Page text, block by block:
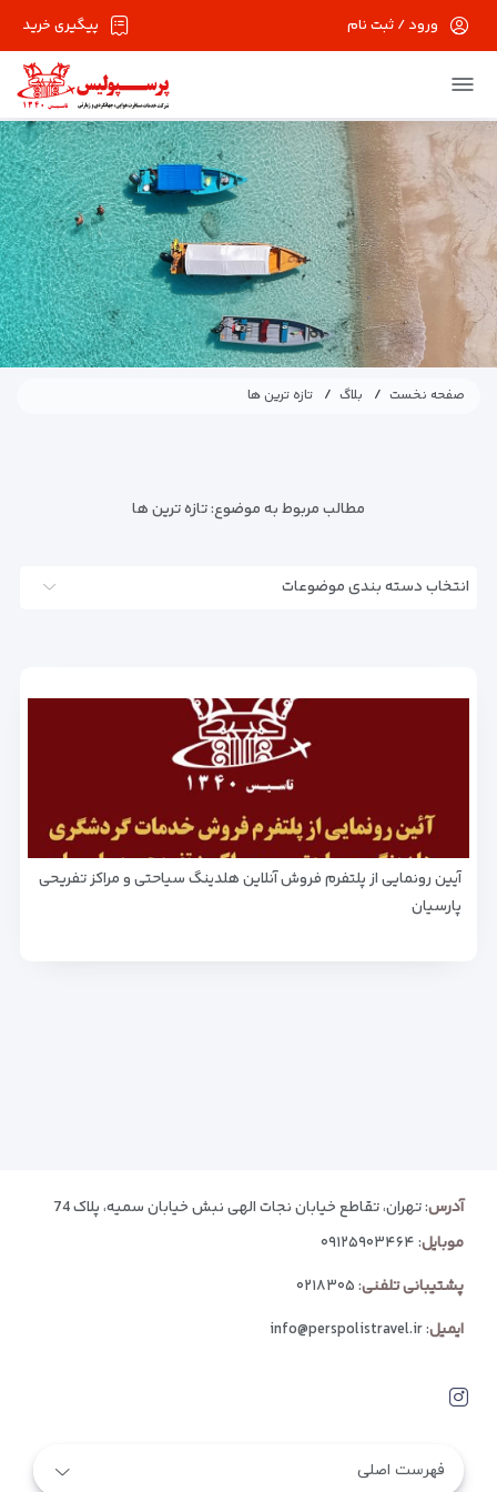
در حال حاضر ارتباط با سرور قطع می باشد لطفا
پیگیری خرید ورود / ثبت نام
صفحه نخست بلاگ تازه ترین ها
مطالب مربوط به موضوع:تازه ترین ها
انتخاب دسته بندی موضوعات
آیین رونمایی از پلتفرم فروش آنلاین هلدینگ سیاحتی و مراکز تفریحی
پارسیان
آدرس: تهران، تقاطع خیابان نجات الهی نبش خیابان سمیه، پلاک 74
موبایل:۰۹۱۲۵۹۰۳۴۶۴
پشتیبانی تلفنی:۰۲۱۸۳۰۵
ایمیل:
info@perspolistravel.ir
فهرست اصلی